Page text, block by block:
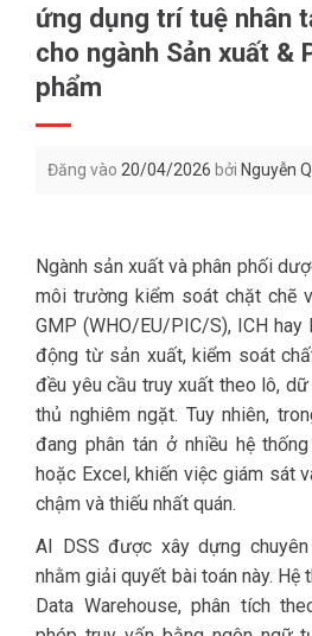
ứng dụng trí tuệ nhân
cho ngành Sản xuất &
phẩm
Đăng vào 20/04/2026 bởi Nguyễn
Ngành sản xuất và phân phối
môi trường kiểm soát chặt chẽ
GMP (WHO/EU/PIC/S), ICH hay
động từ sản xuất, kiểm soát
đều yêu cầu truy xuất theo lô,
thủ nghiêm ngặt. Tuy nhiên,
đang phân tán ở nhiều hệ
hoặc Excel, khiến việc giám sát
chậm và thiếu nhất quán.
AI DSS được xây dựng
nhằm giải quyết bài toán này. Hệ
Data Warehouse, phân tích